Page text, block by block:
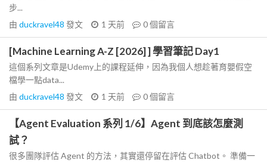
步...
由 duckravel48 發文 1 天前 0個留言
[Machine Learning A-Z [2026] ] 學習筆記 Day1
這個系列文章是Udemy上的課程延伸，因為我個人想趁著育嬰假空
檔學一點data...
由 duckravel48 發文 1 天前 0個留言
【Agent Evaluation 系列 1/6】Agent 到底該怎麼測
試？
很多團隊評估 Agent 的方法，其實還停留在評估 Chatbot。 準備一